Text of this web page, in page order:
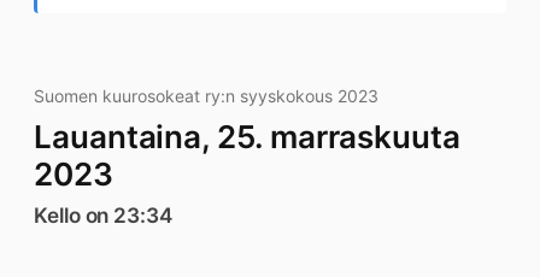
Suomen kuurosokeat ry:n syyskokous 2023
Lauantaina, 25. marraskuuta
2023
Kello on 23:34